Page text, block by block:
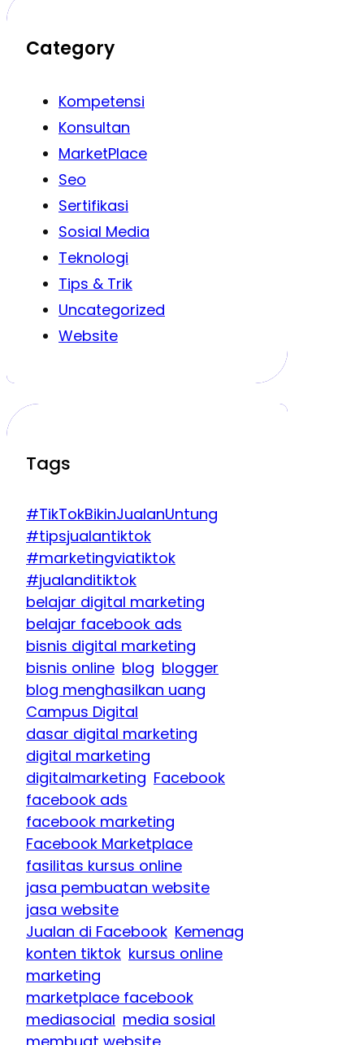
Category
Kompetensi
Konsultan
MarketPlace
Seo
Sertifikasi
Sosial Media
Teknologi
Tips & Trik
Uncategorized
Website
Tags
#TikTokBikinJualanUntung
#tipsjualantiktok
#marketingviatiktok
#jualanditiktok
belajar digital marketing
belajar facebook ads
bisnis digital marketing
bisnis online blog blogger
blog menghasilkan uang
Campus Digital
dasar digital marketing
digital marketing
digitalmarketing Facebook
facebook ads
facebook marketing
Facebook Marketplace
fasilitas kursus online
jasa pembuatan website
jasa website
Jualan di Facebook Kemenag
konten tiktok kursus online
marketing
marketplace facebook
mediasocial media sosial